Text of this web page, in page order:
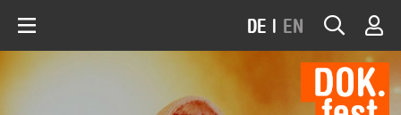
DE | EN